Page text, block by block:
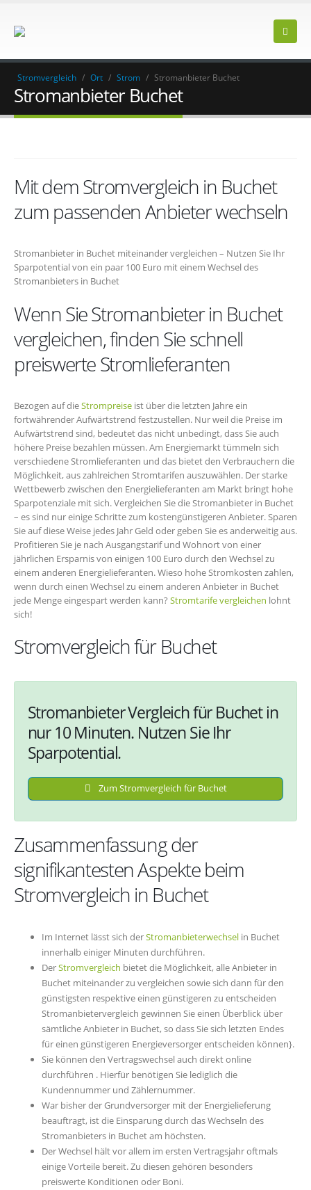
Stromvergleich / Ort / Strom / Stromanbieter Buchet
Stromanbieter Buchet
Mit dem Stromvergleich in Buchet
zum passenden Anbieter wechseln
Stromanbieter in Buchet miteinander vergleichen – Nutzen Sie Ihr
Sparpotential von ein paar 100 Euro mit einem Wechsel des
Stromanbieters in Buchet
Wenn Sie Stromanbieter in Buchet
vergleichen, finden Sie schnell
preiswerte Stromlieferanten
Bezogen auf dieStrompreise ist über die letzten Jahre ein
fortwährender Aufwärtstrend festzustellen. Nur weil die Preise im
Aufwärtstrend sind, bedeutet das nicht unbedingt, dass Sie auch
höhere Preise bezahlen müssen. Am Energiemarkt tümmeln sich
verschiedene Stromlieferanten und das bietet den Verbrauchern die
Möglichkeit, aus zahlreichen Stromtarifen auszuwählen. Der starke
Wettbewerb zwischen den Energielieferanten am Markt bringt hohe
Sparpotenziale mit sich. Vergleichen Sie die Stromanbieter in Buchet
– es sind nur einige Schritte zum kostengünstigeren Anbieter. Sparen
Sie auf diese Weise jedes Jahr Geld oder geben Sie es anderweitig aus.
Profitieren Sie je nach Ausgangstarif und Wohnort von einer
jährlichen Ersparnis von einigen 100 Euro durch den Wechsel zu
einem anderen Energielieferanten. Wieso hohe Stromkosten zahlen,
wenn durch einen Wechsel zu einem anderen Anbieter in Buchet
jede Menge eingespart werden kann? Stromtarife vergleichen lohnt
sich!
Stromvergleich für Buchet
Stromanbieter Vergleich für Buchet in
nur 10 Minuten. Nutzen Sie Ihr
Sparpotential.
Zum Stromvergleich für Buchet
Zusammenfassung der
signifikantesten Aspekte beim
Stromvergleich in Buchet
Im Internet lässt sich derStromanbieterwechsel in Buchet
innerhalb einiger Minuten durchführen.
DerStromvergleich bietet die Möglichkeit, alle Anbieter in
Buchet miteinander zu vergleichen sowie sich dann für den
günstigsten respektive einen günstigeren zu entscheiden
Stromanbietervergleich gewinnen Sie einen Überblick über
sämtliche Anbieter in Buchet, so dass Sie sich letzten Endes
für einen günstigeren Energieversorger entscheiden können}.
Sie können den Vertragswechsel auch direkt online
durchführen . Hierfür benötigen Sie lediglich die
Kundennummer und Zählernummer.
War bisher der Grundversorger mit der Energielieferung
beauftragt, ist die Einsparung durch das Wechseln des
Stromanbieters in Buchet am höchsten.
Der Wechsel hält vor allem im ersten Vertragsjahr oftmals
einige Vorteile bereit. Zu diesen gehören besonders
preiswerte Konditionen oder Boni.